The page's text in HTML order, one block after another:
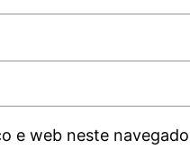
e web neste